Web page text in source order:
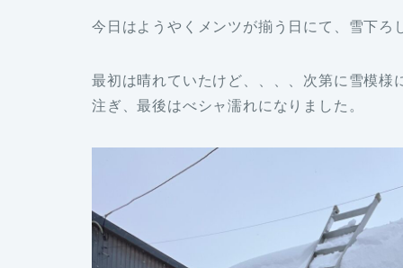
今日はようやくメンツが揃う日にて、雪下ろ
最初は晴れていたけど、、、、次第に雪模
注ぎ、最後はべシャ濡れになりました。